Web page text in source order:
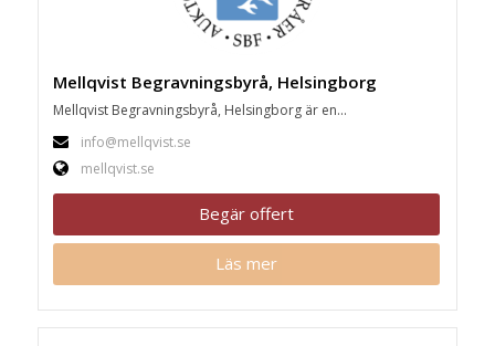
Mellqvist Begravningsbyrå, Helsingborg
Mellqvist Begravningsbyrå, Helsingborg är en...
info@mellqvist.se
mellqvist.se
Begär offert
Läs mer